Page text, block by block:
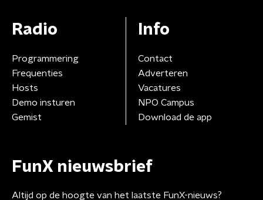
Radio
Programmering
Frequenties
Hosts
Demo insturen
Gemist
Info
Contact
Adverteren
Vacatures
NPO Campus
Download de app
FunX nieuwsbrief
Altijd op de hoogte van het laatste FunX-nieuws?